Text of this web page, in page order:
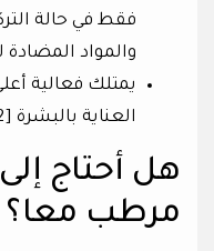
فقط في حالة
والمواد المضادة
يمتلك فعالية
العناية بالبشرة [2].
هل أحتاج
مرطب معا؟